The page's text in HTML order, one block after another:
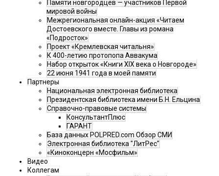
Памяти новгородцев — участников Первой
мировой войны
Межрегиональная онлайн-акция «Читаем
Достоевского вместе. Главы из романа
«Подросток»
Проект «Кремлевская читальня»
К 400-летию протопопа Аввакума
Набор открыток «Книги XIX века о Новгороде»
22 июня 1941 года в моей памяти
Партнеры
Национальная электронная библиотека
Президентская библиотека имени Б.Н. Ельцина
Справочно-правовые системы
КонсультантПлюс
ГАРАНТ
База данных POLPRED.com Обзор СМИ
Электронная библиотека "ЛитРес"
«Киноконцерн «Мосфильм»
Видео
Коллегам